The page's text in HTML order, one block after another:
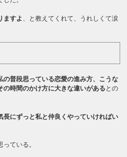
ますよ 、と教えてくれて、うれしくて涙
の普段思っている恋愛の進み方、こうな
の時間のかけ方に大きな違いがある との
長にずっと私と仲良くやっていければい
ている。